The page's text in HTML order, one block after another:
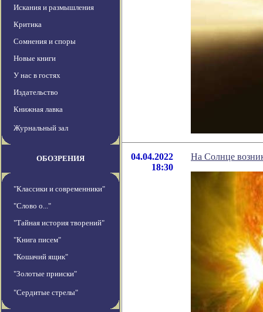
Искания и размышления
Критика
Сомнения и споры
Новые книги
У нас в гостях
Издательство
Книжная лавка
Журнальный зал
ОБОЗРЕНИЯ
"Классики и современники"
"Слово о..."
"Тайная история творений"
"Книга писем"
"Кошачий ящик"
"Золотые прииски"
"Сердитые стрелы"
04.04.2022
18:30
На Солнце